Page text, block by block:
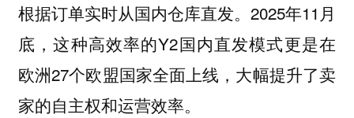
根据订单实时从国内仓库直发。2025年11月
底，这种高效率的Y2国内直发模式更是在
欧洲27个欧盟国家全面上线，大幅提升了卖
家的自主权和运营效率。